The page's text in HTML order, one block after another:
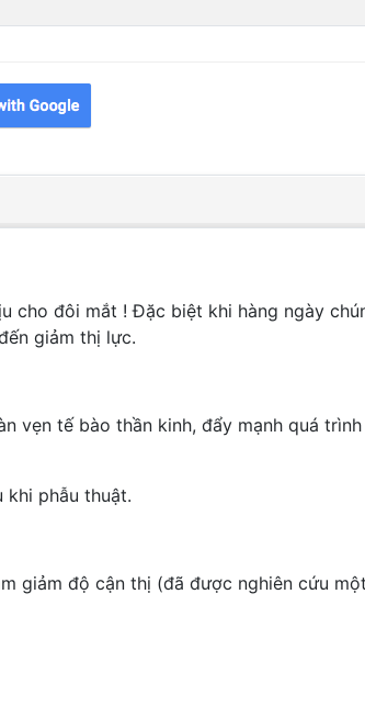
cho đôi mắt ! Đặc biệt khi hàng ngày
giảm thị lực.
vẹn tế bào thần kinh, đẩy mạnh quá
khi phẫu thuật.
giảm độ cận thị (đã được nghiên cứu